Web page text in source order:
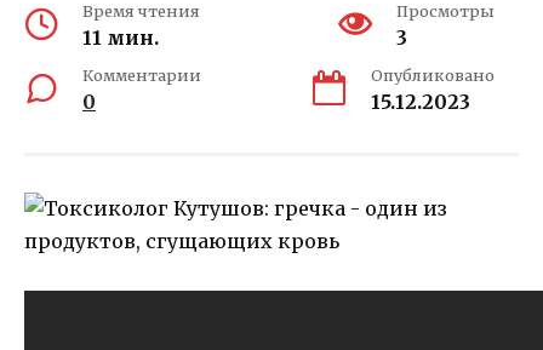
Время чтения
11 мин.
Просмотры
3
Комментарии
0
Опубликовано
15.12.2023